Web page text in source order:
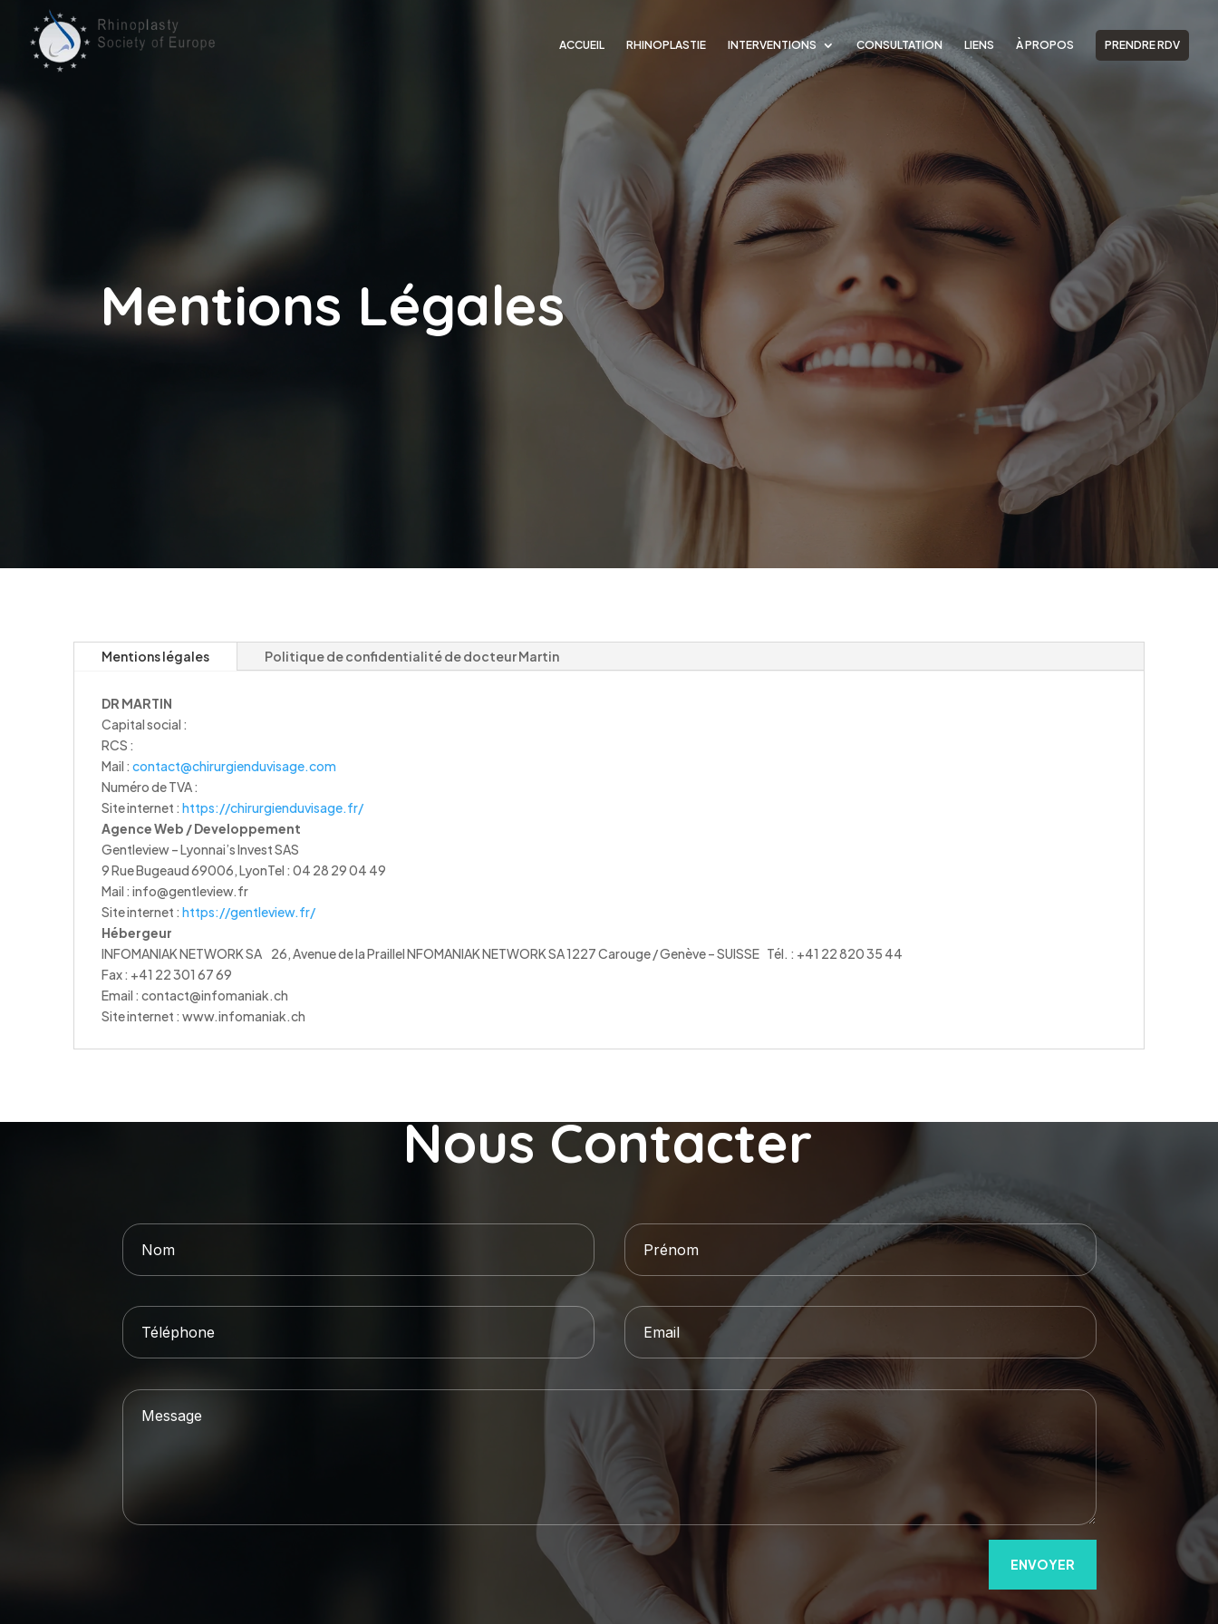
ACCUEIL RHINOPLASTIE INTERVENTIONS CONSULTATION LIENS À PROPOS PRENDRE RDV
Mentions Légales
Mentions légales Politique de confidentialité de docteur Martin
DR MARTIN
Capital social :
RCS :
Mail : contact@chirurgienduvisage.com
Numéro de TVA :
Site internet : https://chirurgienduvisage.fr/
Agence Web / Developpement
Gentleview – Lyonnai’s Invest SAS
9 Rue Bugeaud 69006, LyonTel : 04 28 29 04 49
Mail : info@gentleview.fr
Site internet : https://gentleview.fr/
Hébergeur
INFOMANIAK NETWORK SA 26, Avenue de la PrailleI NFOMANIAK NETWORK SA 1227 Carouge / Genève – SUISSE Tél. : +41 22 820 35 44
Fax : +41 22 301 67 69
Email : contact@infomaniak.ch
Site internet : www.infomaniak.ch
Nous Contacter
ENVOYER